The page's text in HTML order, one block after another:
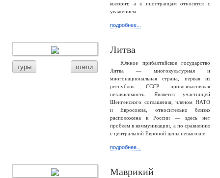
колорит, а к иностранцам относятся с
уважением.
подробнее...
туры отели
Литва
Южное прибалтийское государство
Литва — многокультурная и
многонациональная страна, первая из
республик СССР провозгласившая
независимость. Является участницей
Шенгенского соглашения, членом НАТО
и Евросоюза, относительно близко
расположена к России — здесь нет
проблем в коммуникации, а по сравнению
с центральной Европой цены невысокие.
подробнее...
Маврикий